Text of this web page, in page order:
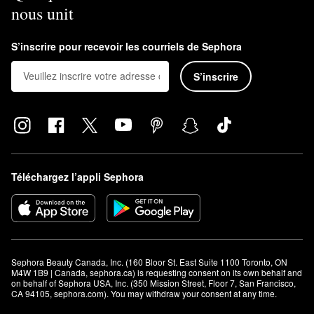
pinceau pour ldéfinir les contours. Définissez avec la pointe
couleur avec le pinceau.
Le mascara BUXOM est-il hydrofuge?
Lemascara volumisant Cils Buxom
ne l'est pas, mais nous
offrons uneversion hydrofuge.
nous unit
S’inscrire pour recevoir les courriels de Sephora
S’inscrire
Téléchargez l’appli Sephora
Sephora Beauty Canada, Inc. (160 Bloor St. East Suite 1100 Toronto, ON
M4W 1B9 | Canada, sephora.ca) is requesting consent on its own behalf and
on behalf of Sephora USA, Inc. (350 Mission Street, Floor 7, San Francisco,
CA 94105, sephora.com). You may withdraw your consent at any time.